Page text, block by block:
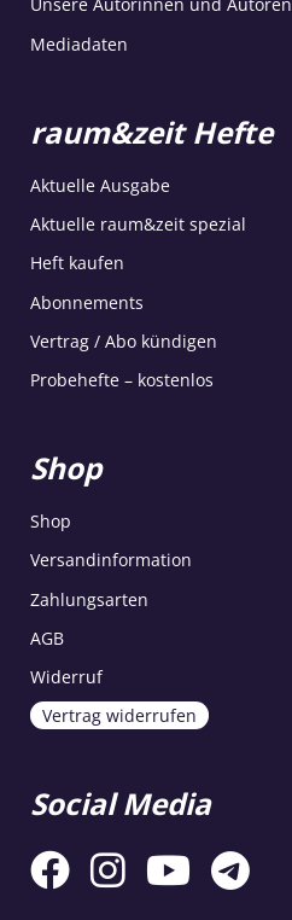
Unsere Autorinnen und Autoren
Mediadaten
raum&zeit Hefte
Aktuelle Ausgabe
Aktuelle raum&zeit spezial
Heft kaufen
Abonnements
Vertrag / Abo kündigen
Probehefte – kostenlos
Shop
Shop
Versandinformation
Zahlungsarten
AGB
Widerruf
Vertrag widerrufen
Social Media